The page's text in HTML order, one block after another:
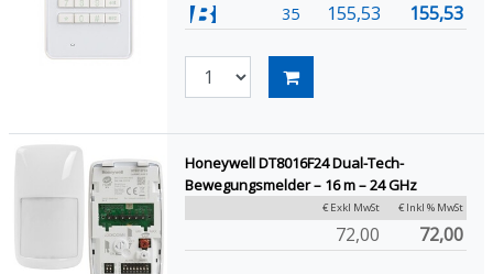
35 155,53 155,53
Honeywell DT8016F24 Dual-Tech-
Bewegungsmelder – 16 m – 24 GHz
€ Exkl MwSt € Inkl % MwSt
72,00 72,00